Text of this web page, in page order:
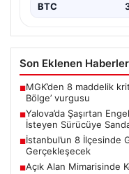
BTC
Son Eklenen Haberler
■MGK’den 8 maddelik
Bölge’ vurgusu
■Yalova’da Şaşırtan
İsteyen Sürücüye
■İstanbul’un 8 İlçesinde
Gerçekleşecek
■Açık Alan Mimarisinde